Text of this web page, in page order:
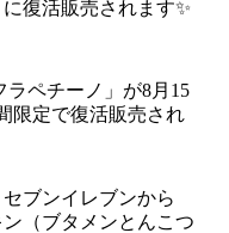
復活販売されます✨
ラペチーノ」が8月15
限定で復活販売され
ブンイレブンから
ン（ブタメンとんこつ